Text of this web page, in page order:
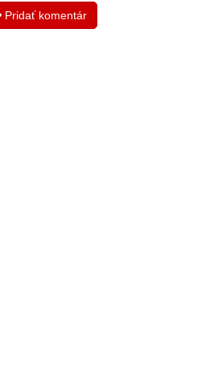
Pridať komentár